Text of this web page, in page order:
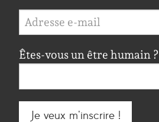
Êtes-vous un être humain ?